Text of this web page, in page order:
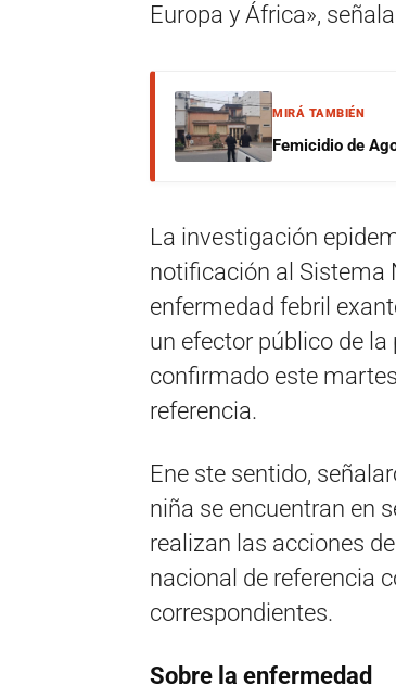
Europa y África»,
MIRÁ TAMBIÉN
Femicidio de
La investigación
notificación al Sistema
enfermedad febril
un efector público de
confirmado este
referencia.
Ene ste sentido,
niña se encuentran en
realizan las acciones
nacional de referencia
correspondientes.
Sobre la enfermedad